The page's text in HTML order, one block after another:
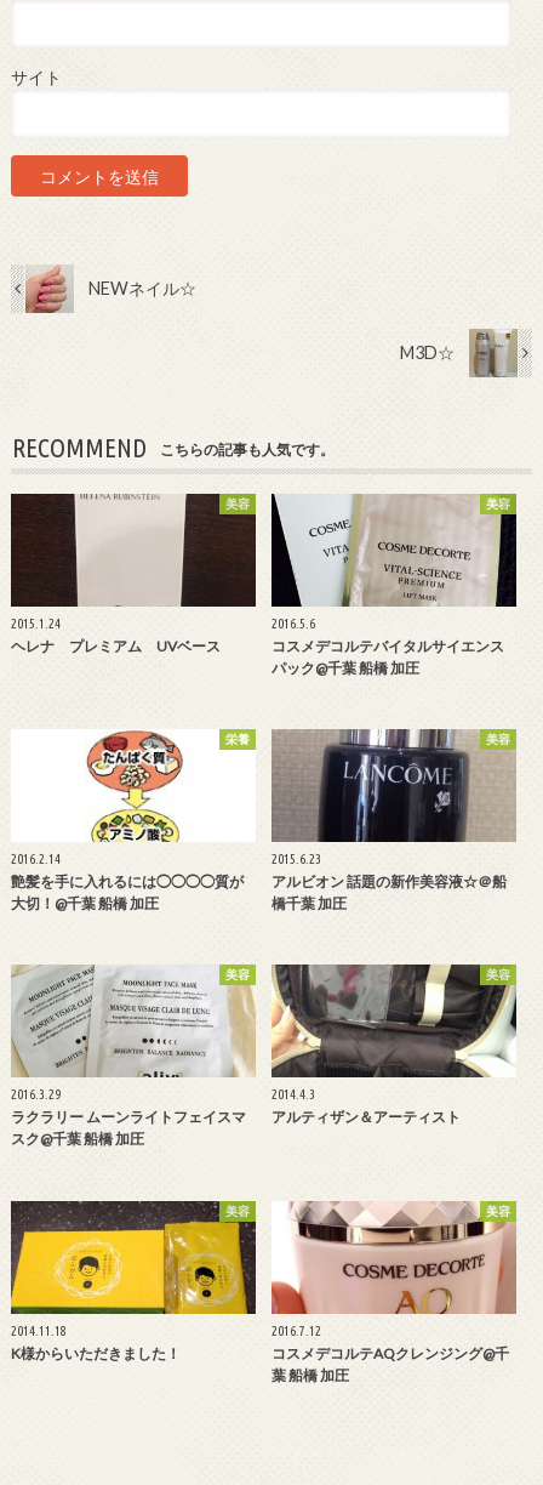
サイト
NEWネイル☆
M3D☆
RECOMMEND こちらの記事も人気です。
美容
2015.1.24
ヘレナ プレミアム UVベース
美容
2016.5.6
コスメデコルテバイタルサイエンス
パック@千葉 船橋 加圧
栄養
2016.2.14
艶髪を手に入れるには◯◯◯◯質が
大切！@千葉 船橋 加圧
美容
2015.6.23
アルビオン 話題の新作美容液☆＠船
橋千葉 加圧
美容
2016.3.29
ラクラリー ムーンライトフェイスマ
スク@千葉 船橋 加圧
美容
2014.4.3
アルティザン＆アーティスト
美容
2014.11.18
K様からいただきました！
美容
2016.7.12
コスメデコルテAQクレンジング@千
葉 船橋 加圧